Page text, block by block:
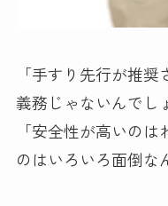
「手すり先行が推奨
義務じゃないんでし
「安全性が高いの
のはいろいろ面倒な